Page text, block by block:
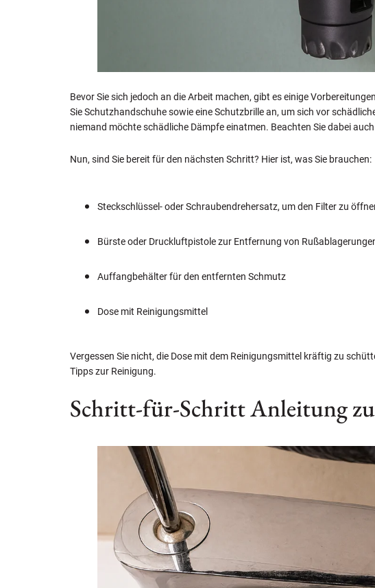
Bevor Sie sich jedoch an die Arbeit machen, gibt es einige
Sie Schutzhandschuhe sowie eine Schutzbrille an, um sich vor
niemand möchte schädliche Dämpfe einatmen. Beachten Sie dabei
Nun, sind Sie bereit für den nächsten Schritt? Hier ist, was Sie brauchen:
Steckschlüssel- oder Schraubendrehersatz, um den Filter zu
Bürste oder Druckluftpistole zur Entfernung von
Auffangbehälter für den entfernten Schmutz
Dose mit Reinigungsmittel
Vergessen Sie nicht, die Dose mit dem Reinigungsmittel kräftig zu
Tipps zur Reinigung.
Schritt-für-Schritt Anleitung